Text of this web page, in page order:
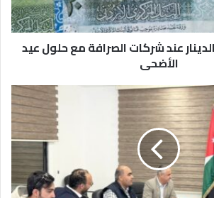
عند شركات الصرافة مع حلول عيد
الأضحى